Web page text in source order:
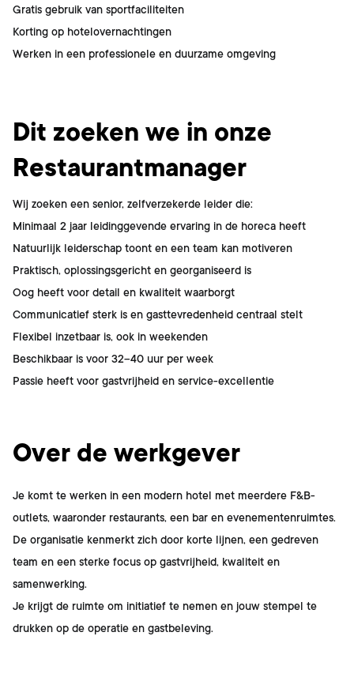
Gratis gebruik van sportfaciliteiten
Korting op hotelovernachtingen
Werken in een professionele en duurzame omgeving
Dit ben jij
Dit zoeken we in onze
Restaurantmanager
Wij zoeken een senior, zelfverzekerde leider die:
Minimaal 2 jaar leidinggevende ervaring in de horeca heeft
Natuurlijk leiderschap toont en een team kan motiveren
Praktisch, oplossingsgericht en georganiseerd is
Oog heeft voor detail en kwaliteit waarborgt
Communicatief sterk is en gasttevredenheid centraal stelt
Flexibel inzetbaar is, ook in weekenden
Beschikbaar is voor 32–40 uur per week
Passie heeft voor gastvrijheid en service-excellentie
Over de werkgever
Je komt te werken in een modern hotel met meerdere F&B-
outlets, waaronder restaurants, een bar en evenementenruimtes.
De organisatie kenmerkt zich door korte lijnen, een gedreven
team en een sterke focus op gastvrijheid, kwaliteit en
samenwerking.
Je krijgt de ruimte om initiatief te nemen en jouw stempel te
drukken op de operatie en gastbeleving.